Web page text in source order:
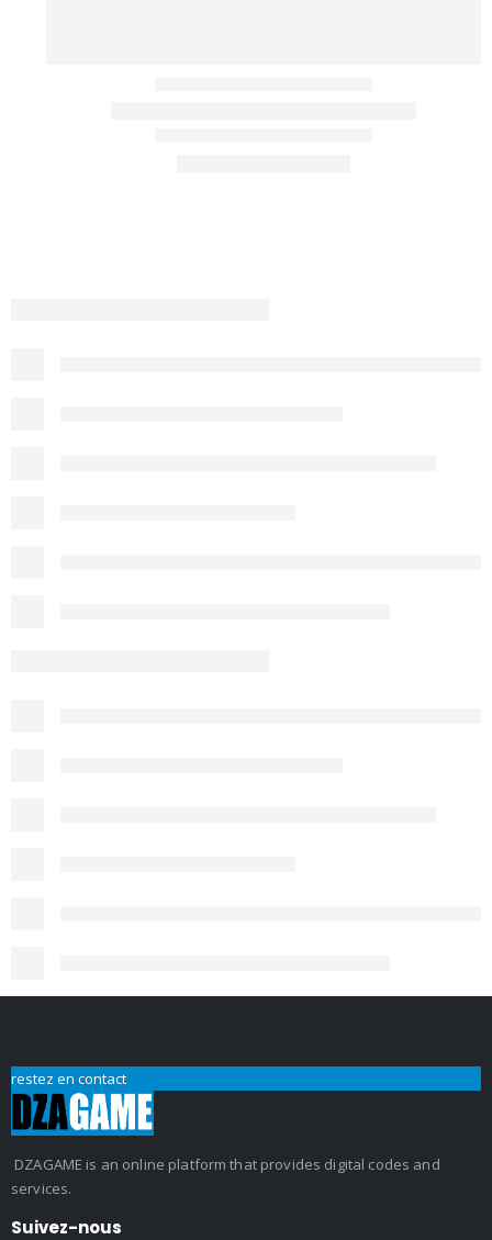
restez en contact
DZAGAME is an online platform that provides digital codes and
services.
Suivez-nous